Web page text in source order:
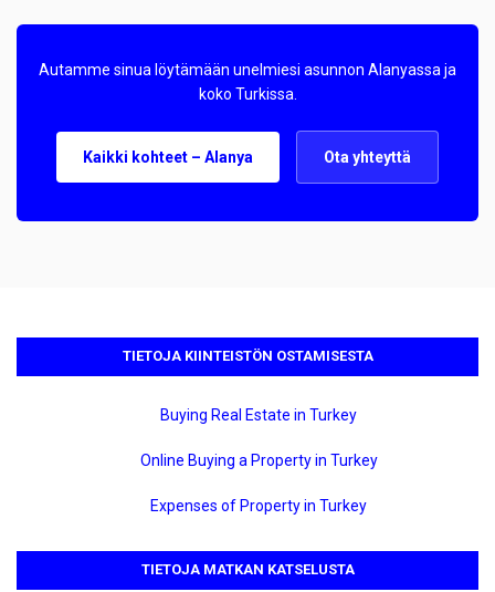
Autamme sinua löytämään unelmiesi asunnon Alanyassa ja
koko Turkissa.
Kaikki kohteet – Alanya Ota yhteyttä
TIETOJA KIINTEISTÖN OSTAMISESTA
Buying Real Estate in Turkey
Online Buying a Property in Turkey
Expenses of Property in Turkey
TIETOJA MATKAN KATSELUSTA